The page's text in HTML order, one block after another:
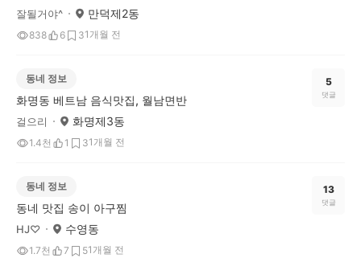
잘될거야^ 만덕제2동
838 6 31개월 전
동네 정보
화명동 베트남 음식맛집, 월남면반
걸으리 화명제3동
1.4천 1 31개월 전
5
댓글
동네 정보
동네 맛집 송이 아구찜
HJ♡ 수영동
1.7천 7 51개월 전
13
댓글